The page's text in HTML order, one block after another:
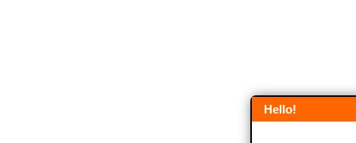
Hello!